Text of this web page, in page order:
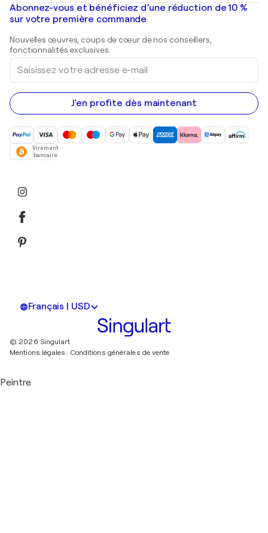
Mr. Brainwash
Shepard Fairey
Peintures de paysage
Estampes
Peintures acryliques
Galeries d'art en France
Galeries d'art en Belgique
Abonnez-vous et bénéficiez d’une réduction de 10 %
sur votre première commande
Nouvelles œuvres, coups de cœur de nos conseillers,
fonctionnalités exclusives.
Saisissez
votre
adresse
e-
mail
J'en profite dès maintenant
Virement
bancaire
Français | USD
© 2026 Singulart
Mentions légales. Conditions générales de vente
Peintre